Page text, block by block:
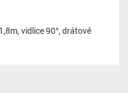
vidlice 90°, drátové